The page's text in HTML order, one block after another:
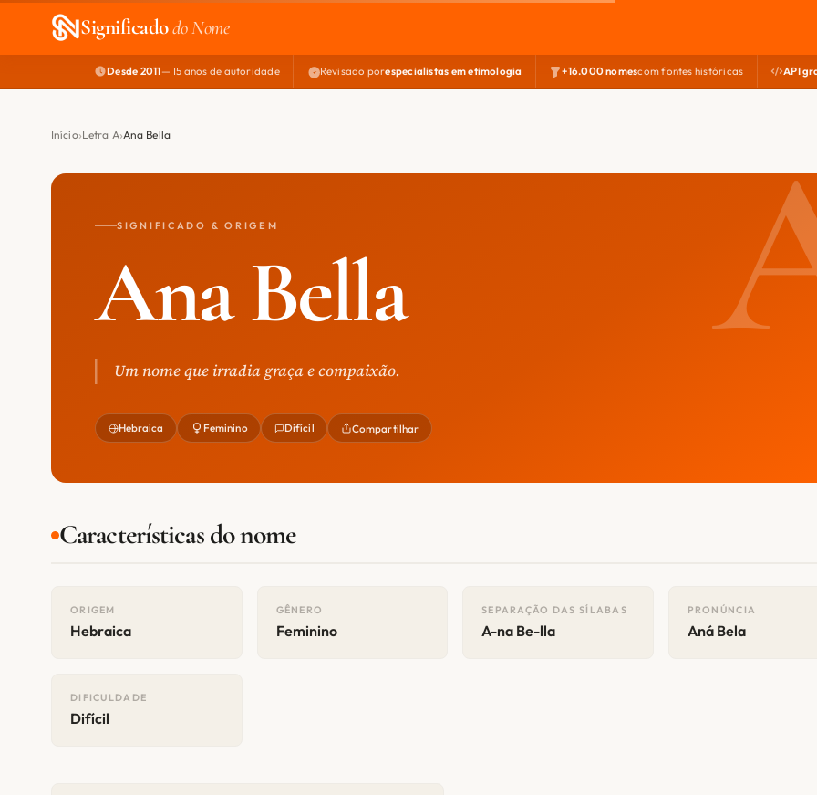
Significadodo Nome
Desde 2011— 15 anos de autoridade Revisado porespecialistas em etimologia +16.000 nomescom fontes históricas API
Início Letra A Ana Bella
SIGNIFICADO & ORIGEM
Ana Bella
Um nome que irradia graça e compaixão.
Hebraica Feminino Difícil Compartilhar
Características do nome
ORIGEM
Hebraica
GÊNERO
Feminino
SEPARAÇÃO DAS SÍLABAS
A-na Be-lla
PRONÚNCIA
Aná Bela
DIFICULDADE
Difícil